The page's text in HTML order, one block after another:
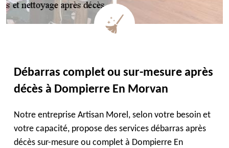
Débarras complet ou sur-mesure après
décès à Dompierre En Morvan
Notre entreprise Artisan Morel, selon votre besoin et
votre capacité, propose des services débarras après
décès sur-mesure ou complet à Dompierre En